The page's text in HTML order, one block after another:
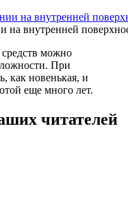
внутренней
можно
При
как новенькая, и
еще много лет.
читателей